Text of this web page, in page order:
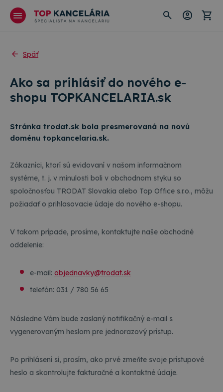
Späť
Ako sa prihlásiť do nového e-
shopu TOPKANCELARIA.sk
Stránka trodat.sk bola presmerovaná na novú
doménu topkancelaria.sk.
Zákazníci, ktorí sú evidovaní v našom informačnom
systéme, t. j. v minulosti boli v obchodnom styku so
spoločnosťou TRODAT Slovakia alebo Top Office s.r.o., môžu
požiadať o prihlasovacie údaje do nového e-shopu.
V takom prípade, prosíme, kontaktujte naše obchodné
oddelenie:
e-mail: objednavky@trodat.sk
telefón: 031 / 780 56 65
Následne Vám bude zaslaný notifikačný e-mail s
vygenerovaným heslom pre jednorazový prístup.
Po prihlásení si, prosím, ako prvé zmeňte svoje prístupové
heslo a skontrolujte fakturačné a kontaktné údaje.